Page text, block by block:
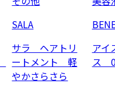
SALA
サラ ヘアトリ
ートメント 軽
やかさらさら
アイ
ス